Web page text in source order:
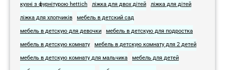
кухні з фурнітурою hettich ліжка для двох дітей ліжка для дітей
ліжка для хлопчиків мебель в детский сад
мебель в детскую для девочки мебель в детскую для подростка​
мебель в детскую комнату мебель в детскую комнату для 2 детей
мебель в детскую комнату для мальчика мебель для детей